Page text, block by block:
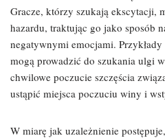
Gracze, którzy szukają ekscytacji,
hazardu, traktując go jako sposób
negatywnymi emocjami.
mogą prowadzić do szukania ulgi
chwilowe poczucie szczęścia
ustąpić miejsca poczuciu winy i
W miarę jak uzależnienie